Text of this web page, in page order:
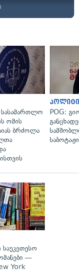
სასამართლო
ომის
ბრძოლა
POG:
საუკეთესო
—
York